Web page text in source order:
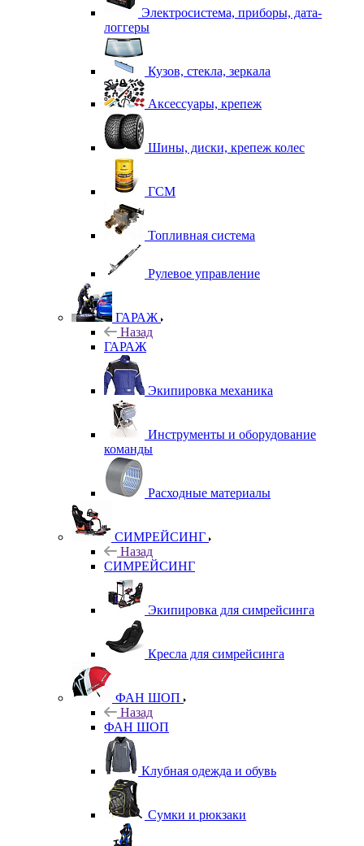
Электросистема, приборы, дата-
логгеры
Кузов, стекла, зеркала
Аксессуары, крепеж
Шины, диски, крепеж колес
ГСМ
Топливная система
Рулевое управление
ГАРАЖ
Назад
ГАРАЖ
Экипировка механика
Инструменты и оборудование
команды
Расходные материалы
СИМРЕЙСИНГ
Назад
СИМРЕЙСИНГ
Экипировка для симрейсинга
Кресла для симрейсинга
ФАН ШОП
Назад
ФАН ШОП
Клубная одежда и обувь
Сумки и рюкзаки